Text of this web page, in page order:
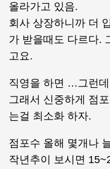
올라가고 있음.
회사 상장하니까 더
가 받을때도 다르다.
고요.
직영을 하면 …그런
그래서 신중하게 점
는걸 최소화 하자.
점포수 올해 몇개나
작년추이 보시면